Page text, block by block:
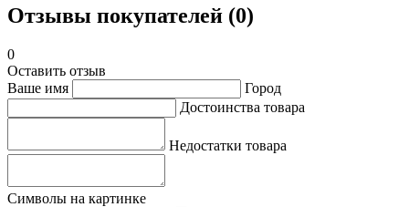
Отзывы покупателей (0)
0
Оставить отзыв
Ваше имя
Город
Достоинства товара
Недостатки товара
Символы на картинке